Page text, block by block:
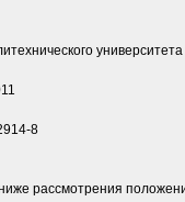
университета
8
рассмотрения